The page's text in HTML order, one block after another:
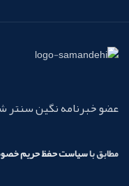
عضو خبرنامه نگین سنتر
مطابق باسیاست حفظ حریم